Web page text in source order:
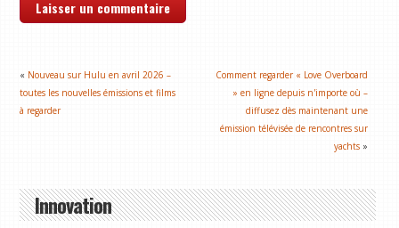
« Nouveau sur Hulu en avril 2026 –
toutes les nouvelles émissions et films
à regarder
Comment regarder « Love Overboard
» en ligne depuis n'importe où –
diffusez dès maintenant une
émission télévisée de rencontres sur
yachts »
Innovation